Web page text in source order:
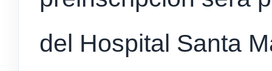
del Hospital Santa